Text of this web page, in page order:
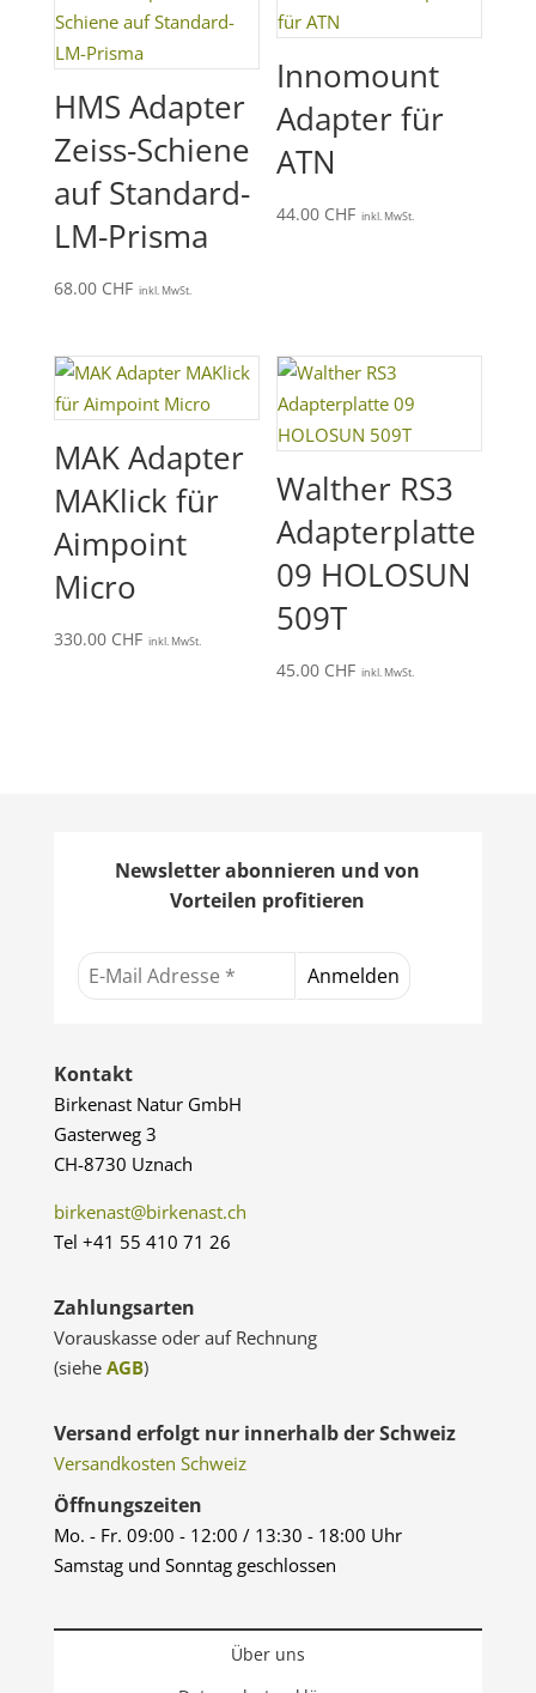
HMS Adapter
Zeiss-Schiene
auf Standard-
LM-Prisma
68.00 CHF inkl. MwSt.
Innomount
Adapter für
ATN
44.00 CHF inkl. MwSt.
MAK Adapter
MAKlick für
Aimpoint
Micro
330.00 CHF inkl. MwSt.
Walther RS3
Adapterplatte
09 HOLOSUN
509T
45.00 CHF inkl. MwSt.
Newsletter abonnieren und von
Vorteilen profitieren
Kontakt
Birkenast Natur GmbH
Gasterweg 3
CH-8730 Uznach
birkenast@birkenast.ch
Tel +41 55 410 71 26
Zahlungsarten
Vorauskasse oder auf Rechnung
(siehe AGB)
Versand erfolgt nur innerhalb der Schweiz
Versandkosten Schweiz
Öffnungszeiten
Mo. - Fr. 09:00 - 12:00 / 13:30 - 18:00 Uhr
Samstag und Sonntag geschlossen
Über uns